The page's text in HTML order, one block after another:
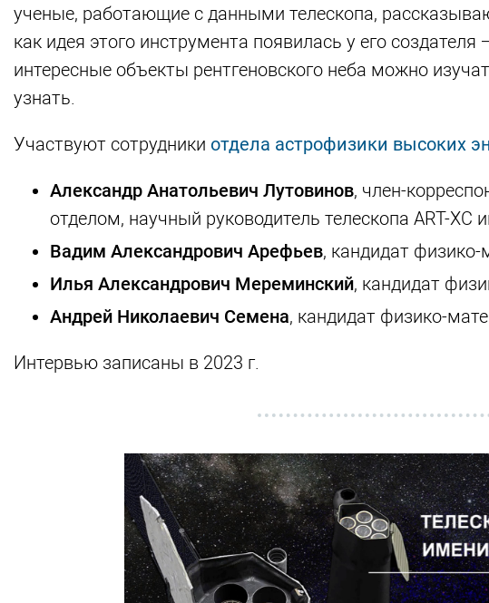
ученые, работающие с данными телескопа,
как идея этого инструмента появилась у его
интересные объекты рентгеновского неба можно
узнать.
Участвуют сотрудники отдела астрофизики высоких
Александр Анатольевич Лутовинов, член-
отделом, научный руководитель телескопа ART-
Вадим Александрович Арефьев, кандидат
Илья Александрович Мереминский, кандидат
Андрей Николаевич Семена, кандидат физико-
Интервью записаны в 2023 г.